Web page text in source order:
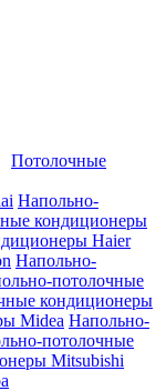
Потолочные
Напольно-
кондиционеры
Haier
Напольно-
потолочные
кондиционеры
Midea Напольно-
потолочные
Mitsubishi